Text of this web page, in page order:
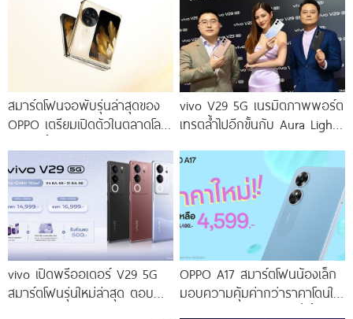
สมาร์ตโฟนจอพับรุ่นล่าสุดของ
OPPO เตรียมเปิดตัวในตลาดโลก
vivo V29 5G เนรมิตภาพพอร์ต
เทรตล้ำไปอีกขั้นกับ Aura Light
โดดเด่นด้วยสุนทรียศาสตร์แห่ง
vivo เปิดพรีออเดอร์ V29 5G
สมาร์ตโฟนรุ่นใหม่ล่าสุด ตอบ
OPPO A17 สมาร์ตโฟนน้องเล็ก
มอบความคุ้มค่ากว่าราคาโดนใจ